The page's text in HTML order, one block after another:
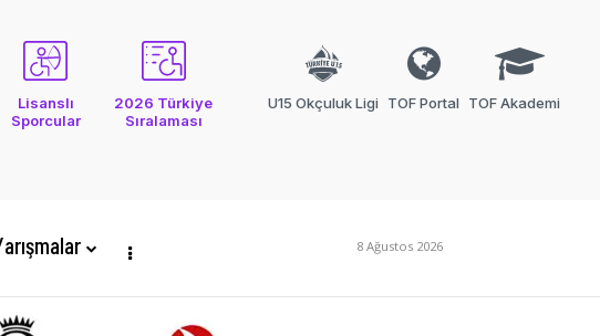
Lisanslı
Sporcular
2026 Türkiye
Sıralaması
U15 Okçuluk Ligi TOF Portal TOF Akademi
8 Ağustos 2026